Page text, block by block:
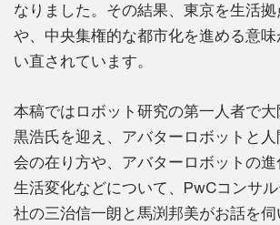
なりました。その結果、東京を生活
や、中央集権的な都市化を進める意
い直されています。
本稿ではロボット研究の第一人者で
黒浩氏を迎え、アバターロボットと
会の在り方や、アバターロボットの
生活変化などについて、PwCコンサ
社の三治信一朗と馬渕邦美がお話を